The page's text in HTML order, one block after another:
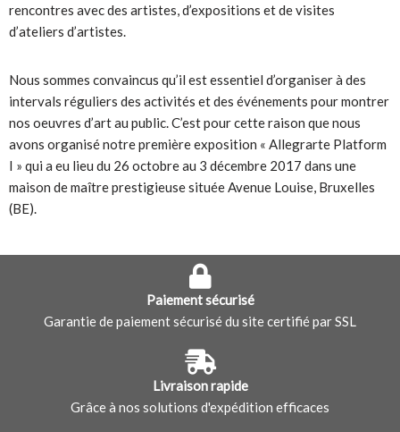
rencontres avec des artistes, d’expositions et de visites
d’ateliers d’artistes.
Nous sommes convaincus qu’il est essentiel d’organiser à des
intervals réguliers des activités et des événements pour montrer
nos oeuvres d’art au public. C’est pour cette raison que nous
avons organisé notre première exposition « Allegrarte Platform
I » qui a eu lieu du 26 octobre au 3 décembre 2017 dans une
maison de maître prestigieuse située Avenue Louise, Bruxelles
(BE).
Paiement sécurisé
Garantie de paiement sécurisé du site certifié par SSL
Livraison rapide
Grâce à nos solutions d'expédition efficaces